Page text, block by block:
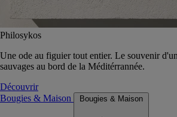
Philosykos
Une ode au figuier tout entier. Le souvenir
sauvages au bord de la Méditérrannée.
Découvrir
Bougies & Maison
Bougies & Maison